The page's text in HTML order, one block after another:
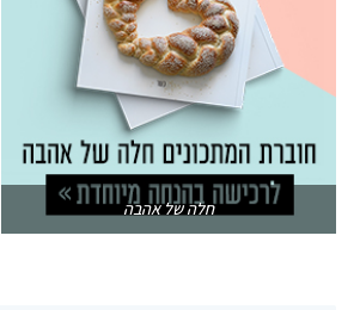
חלה של אהבה